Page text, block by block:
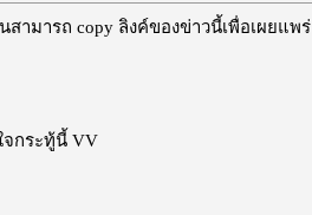
สามารถ copy ลิงค์ของข่าวนี้เพื่อเผยแพร่
กระทู้นี้ VV